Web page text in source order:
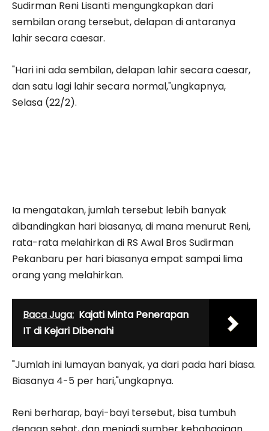
Sudirman Reni Lisanti mengungkapkan dari
sembilan orang tersebut, delapan di antaranya
lahir secara caesar.
"Hari ini ada sembilan, delapan lahir secara caesar,
dan satu lagi lahir secara normal,"ungkapnya,
Selasa (22/2).
Ia mengatakan, jumlah tersebut lebih banyak
dibandingkan hari biasanya, di mana menurut Reni,
rata-rata melahirkan di RS Awal Bros Sudirman
Pekanbaru per hari biasanya empat sampai lima
orang yang melahirkan.
Baca Juga: Kajati Minta Penerapan
IT di Kejari Dibenahi
"Jumlah ini lumayan banyak, ya dari pada hari biasa.
Biasanya 4-5 per hari,"ungkapnya.
Reni berharap, bayi-bayi tersebut, bisa tumbuh